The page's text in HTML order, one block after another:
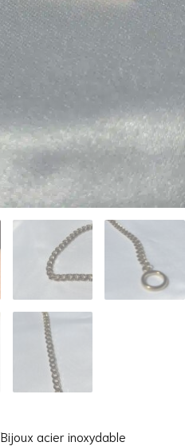
Bijoux acier inoxydable